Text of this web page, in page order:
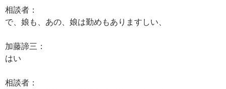
相談者：
で、娘も、あの、娘は勤めもありますしい、
加藤諦三：
はい
相談者：